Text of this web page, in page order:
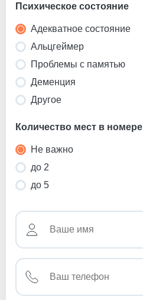
Психическое состояние
Адекватное состояние
Альцгеймер
Проблемы с памятью
Деменция
Другое
Количество мест в номере
Не важно
до 2
до 5